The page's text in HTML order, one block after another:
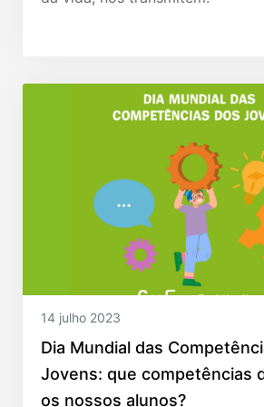
14 julho 2023
Dia Mundial das
Jovens: que competências
os nossos alunos?